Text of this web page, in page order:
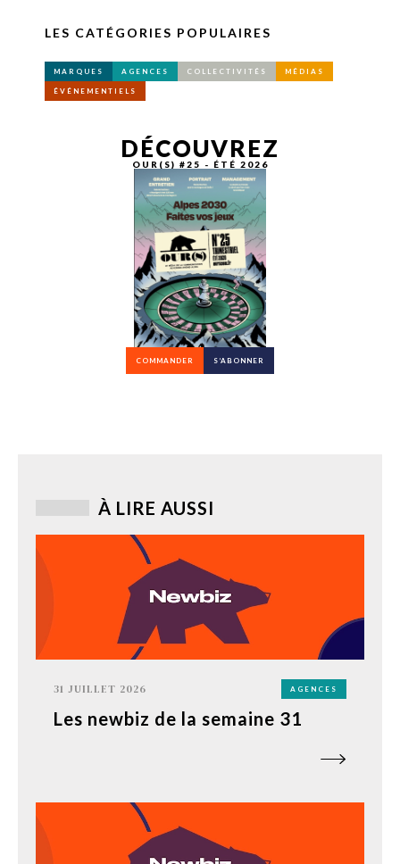
LES CATÉGORIES POPULAIRES
MARQUES AGENCES COLLECTIVITÉS MÉDIAS
ÉVÉNEMENTIELS
DÉCOUVREZ
OUR(S) #25 - ÉTÉ 2026
COMMANDER S’ABONNER
À LIRE AUSSI
31 JUILLET 2026 AGENCES
Les newbiz de la semaine 31